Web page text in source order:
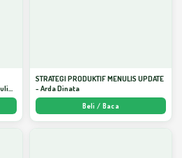
1
STRATEGI PRODUKTIF MENULIS UPDATE
- Arda Dinata
Beli / Baca